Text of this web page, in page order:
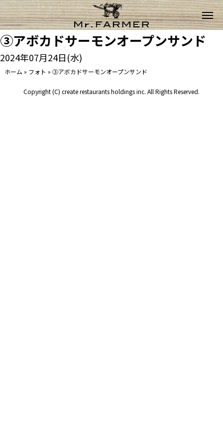
③アボカドサーモンオープンサンド
2024年07月24日(水)
ホーム » フォト »③アボカドサーモンオープンサンド
Copyright (C) create restaurants holdings inc. All Rights Reserved.